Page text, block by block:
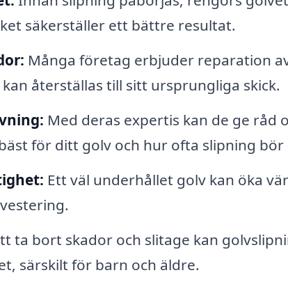
säkerställer ett bättre resultat.
Många företag erbjuder reparation
återställas till sitt ursprungliga skick.
Med deras expertis kan de ge råd
för ditt golv och hur ofta slipning bör
Ett väl underhållet golv kan öka
ta bort skador och slitage kan
särskilt för barn och äldre.